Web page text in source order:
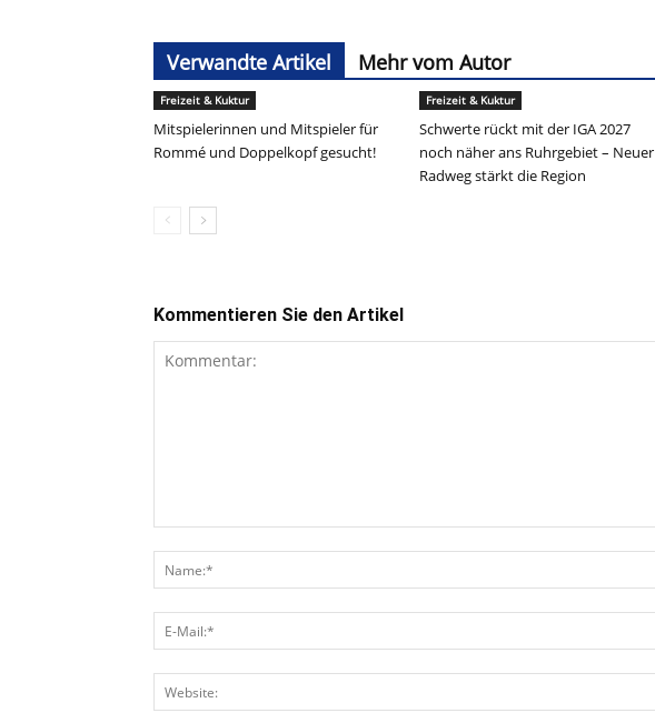
Verwandte Artikel Mehr vom Autor
Freizeit & Kuktur
Mitspielerinnen und Mitspieler für
Rommé und Doppelkopf gesucht!
Freizeit & Kuktur
Schwerte rückt mit der IGA 2027
noch näher ans Ruhrgebiet – Neuer
Radweg stärkt die Region
Kommentieren Sie den Artikel